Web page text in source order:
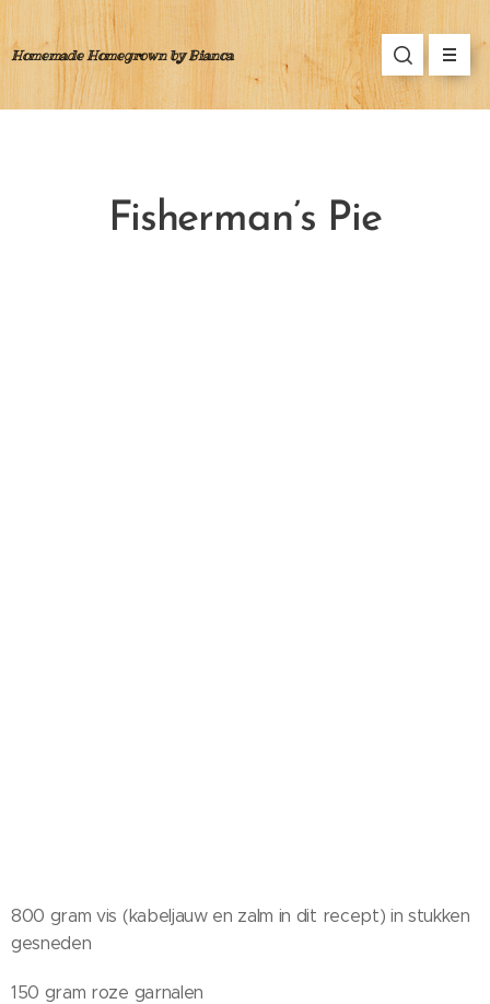
Homemade Homegrown by Bianca
Fisherman’s Pie
800 gram vis (kabeljauw en zalm in dit recept) in stukken
gesneden
150 gram roze garnalen